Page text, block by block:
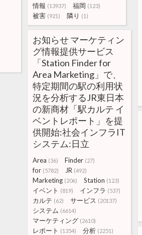
情報 (13937) 福岡 (123)
被害 (921) 隣り (1)
お知らせ マーケティン
グ情報提供サービス
「Station Finder for
Area Marketing」で、
特定期間の駅の利用状
況を分析するJR東日本
の新商材「駅カルテ イ
ベントレポート」を提
供開始:社会インフラIT
システム:日立
Area (36) Finder (27)
for (5782) JR (492)
Marketing (206) Station (123)
イベント (819) インフラ (537)
カルテ (62) サービス (20137)
システム (6614)
マーケティング (2610)
レポート (1354) 分析 (2251)